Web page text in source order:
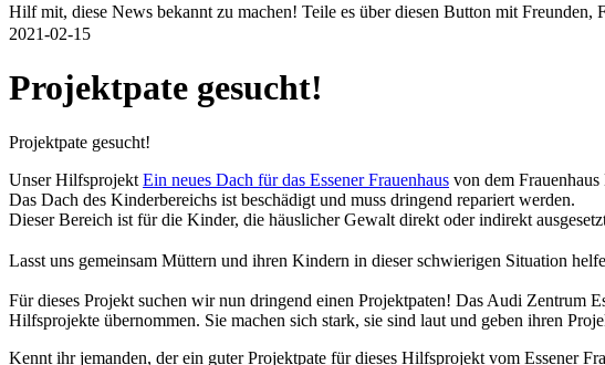
Hilf mit, diese News bekannt zu machen! Teile es über diesen Button mit Freunden,
2021-02-15
Projektpate gesucht!
Projektpate gesucht!
Unser Hilfsprojekt Ein neues Dach für das Essener Frauenhaus von dem
Das Dach des Kinderbereichs ist beschädigt und muss dringend repariert werden.
Dieser Bereich ist für die Kinder, die häuslicher Gewalt direkt oder indirekt
Lasst uns gemeinsam Müttern und ihren Kindern in dieser schwierigen Situation
Für dieses Projekt suchen wir nun dringend einen Projektpaten! Das Audi Zentrum
Hilfsprojekte übernommen. Sie machen sich stark, sie sind laut und geben ihren
Kennt ihr jemanden, der ein guter Projektpate für dieses Hilfsprojekt vom Essener